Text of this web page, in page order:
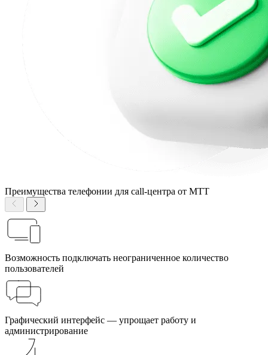
Преимущества телефонии для call-центра от МТТ
Возможность подключать неограниченное количество
пользователей
Графический интерфейс — упрощает работу и
администрирование